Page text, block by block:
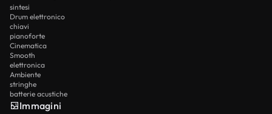
sintesi
Drum elettronico
chiavi
pianoforte
Cinematica
Smooth
elettronica
Ambiente
stringhe
batterie acustiche
Immagini